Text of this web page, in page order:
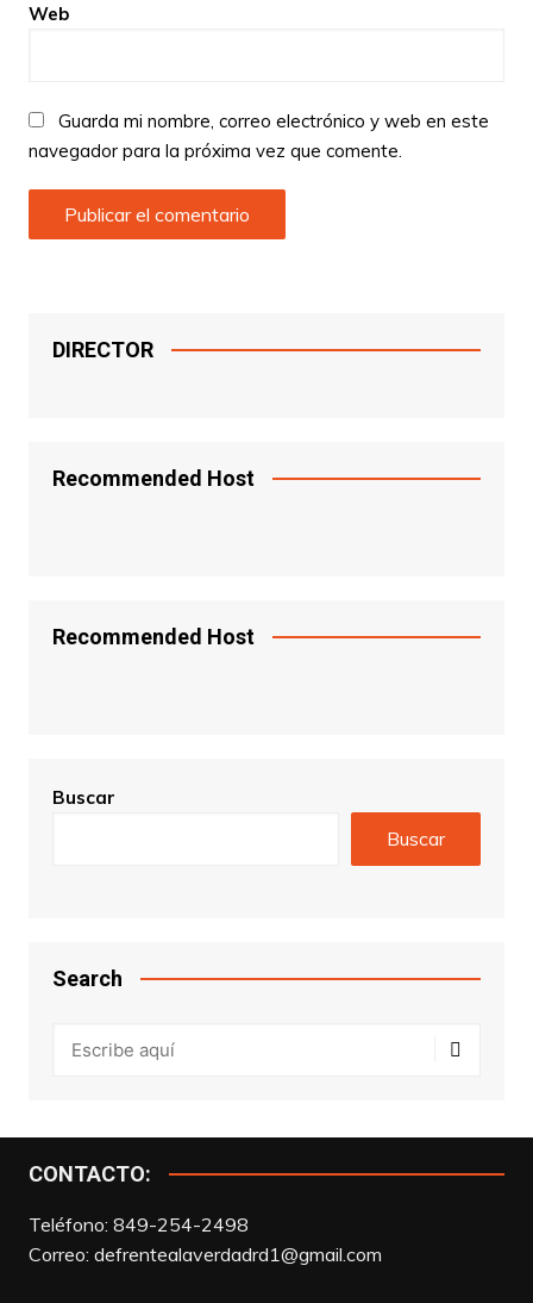
Web
Guarda mi nombre, correo electrónico y web en este
navegador para la próxima vez que comente.
DIRECTOR
Recommended Host
Recommended Host
Buscar
Buscar
Search
CONTACTO:
Teléfono: 849-254-2498
Correo: defrentealaverdadrd1@gmail.com